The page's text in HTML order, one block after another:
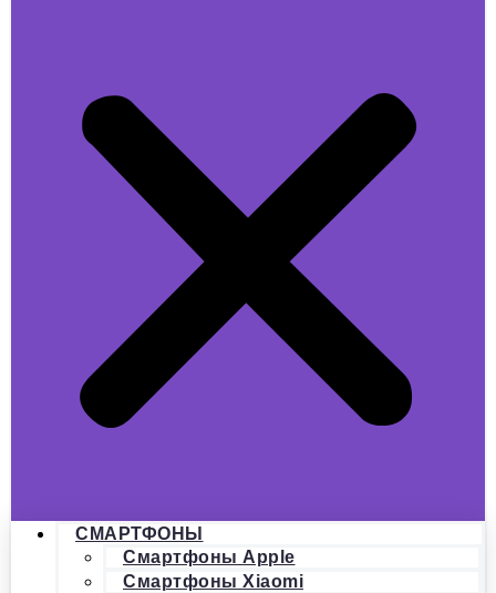
СМАРТФОНЫ
Смартфоны Apple
Смартфоны Xiaomi